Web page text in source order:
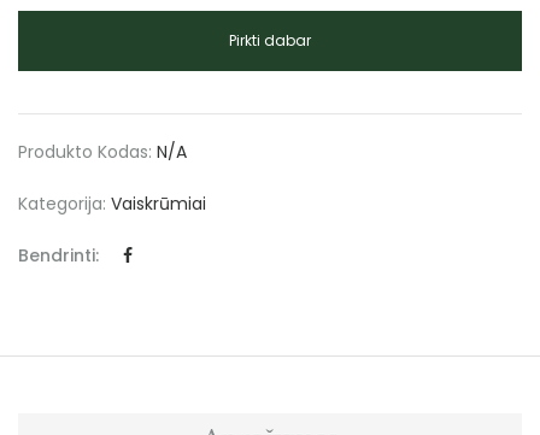
Pirkti dabar
Produkto Kodas: N/A
Kategorija: Vaiskrūmiai
Bendrinti: